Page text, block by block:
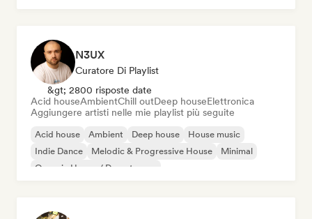
N3UX
Curatore Di Playlist
&gt; 2800 risposte date
Acid houseAmbientChill outDeep houseElettronica
Aggiungere artisti nelle mie playlist più seguite
Acid house Ambient Deep house
House music
Indie Dance
Melodic & Progressive House
Minimal
Organic House / Downtempo